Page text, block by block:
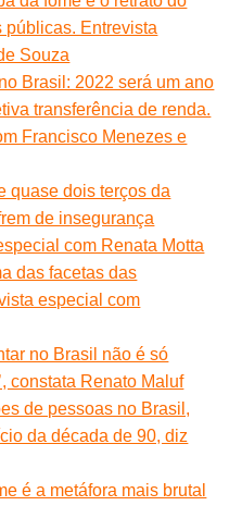
públicas. Entrevista
Souza
Brasil: 2022 será um ano
transferência de renda.
Francisco Menezes e
quase dois terços da
de insegurança
com Renata Motta
das facetas das
especial com
no Brasil não é só
constata Renato Maluf
de pessoas no Brasil,
da década de 90, diz
é a metáfora mais brutal